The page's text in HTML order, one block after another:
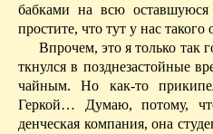
баб­ка­ми на всю
простите, что тут у нас такого
Впрочем, это я только
ткнулся в позднезастойные
чайным. Но как-то
Геркой… Думаю, потому,
денческая компания, она